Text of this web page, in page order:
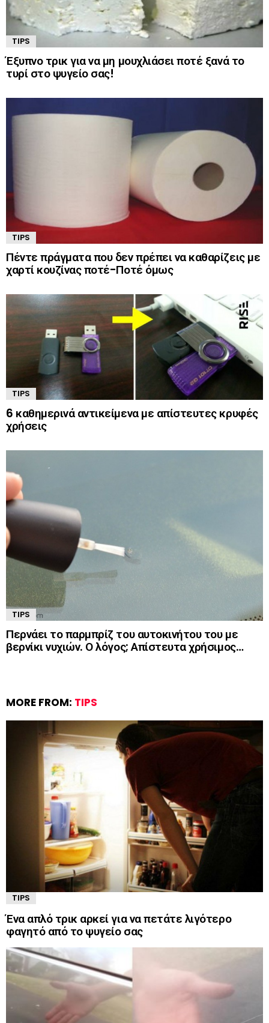
TIPS
Έξυπνο τρικ για να μη μουχλιάσει ποτέ ξανά το
τυρί στο ψυγείο σας!
TIPS
Πέντε πράγματα που δεν πρέπει να καθαρίζεις με
χαρτί κουζίνας ποτέ-Ποτέ όμως
TIPS
6 καθημερινά αντικείμενα με απίστευτες κρυφές
χρήσεις
TIPS
Περνάει το παρμπρίζ του αυτοκινήτου του με
βερνίκι νυχιών. Ο λόγος; Απίστευτα χρήσιμος…
MORE FROM: TIPS
TIPS
Ένα απλό τρικ αρκεί για να πετάτε λιγότερο
φαγητό από το ψυγείο σας